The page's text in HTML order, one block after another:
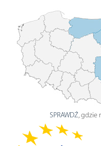
SPRAWDŹ, gdzie